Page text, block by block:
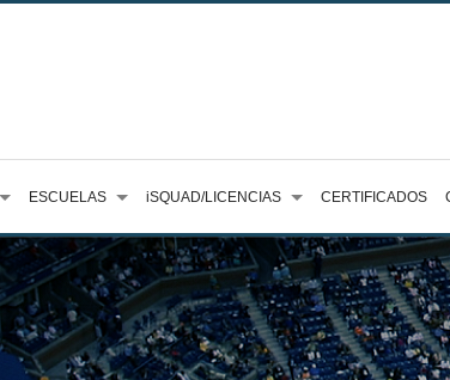
ESCUELAS iSQUAD/LICENCIAS CERTIFICADOS